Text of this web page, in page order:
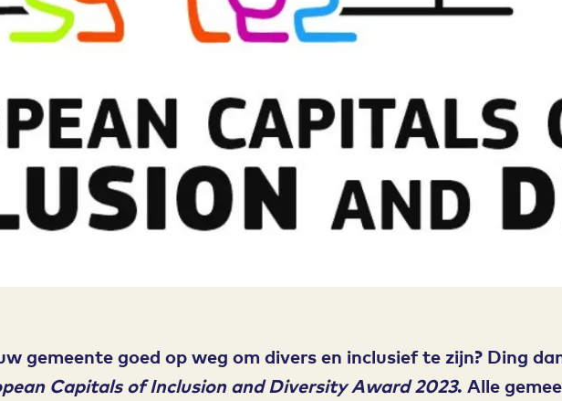
gemeente goed op weg om divers en inclusief te zijn? Ding
Capitals of Inclusion and Diversity Award 2023. Alle